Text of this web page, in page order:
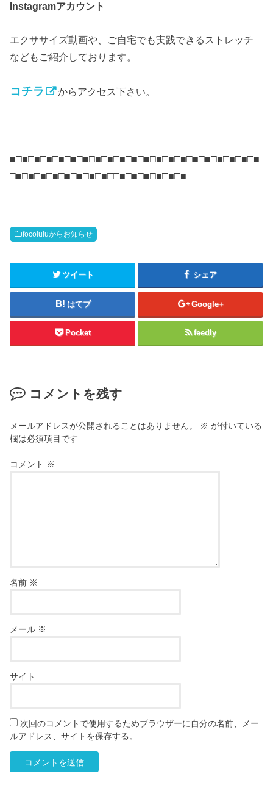
Instagramアカウント
エクササイズ動画や、ご自宅でも実践できるストレッチ
などもご紹介しております。
コチラ からアクセス下さい。
■□■□■□■□■□■□■□■□■□■□■□■□■□■□■□■□■□■□■□■□■
□■□■□■□■□■□■□■□■□□■□■□■□■□■□■
focoluluからお知らせ
ツイート シェア
はてブ Google+
Pocket feedly
コメントを残す
メールアドレスが公開されることはありません。 ※ が付いている
欄は必須項目です
コメント ※
名前 ※
メール ※
サイト
次回のコメントで使用するためブラウザーに自分の名前、メー
ルアドレス、サイトを保存する。